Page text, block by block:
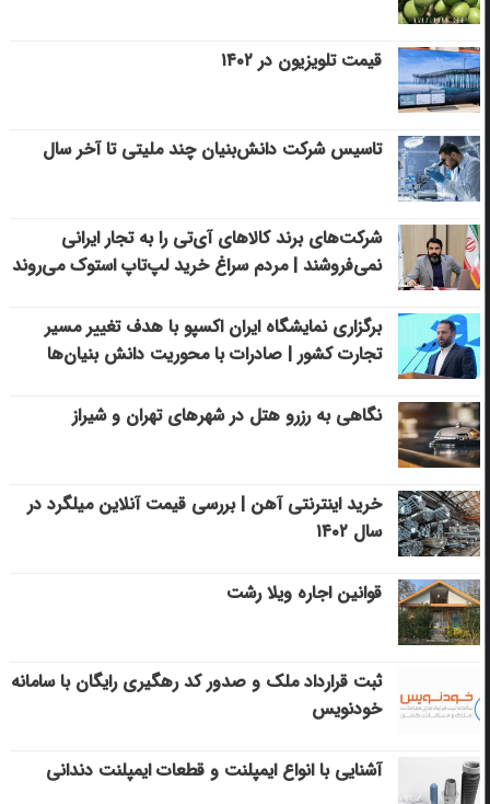
قیمت تلویزیون در ۱۴۰۲
تاسیس شرکت دانش‌بنیان چند ملیتی تا آخر سال
شرکت‌های برند کالاهای آی‌تی را به تجار ایرانی
نمی‌فروشند | مردم سراغ خرید لپ‌تاپ استوک می‌روند
برگزاری نمایشگاه ایران اکسپو با هدف تغییر مسیر
تجارت کشور | صادرات با محوریت دانش بنیان‌ها
نگاهی به رزرو هتل در شهرهای تهران و شیراز
خرید اینترنتی آهن | بررسی قیمت آنلاین میلگرد در
سال ۱۴۰۲
قوانین اجاره ویلا رشت
ثبت قرارداد ملک و صدور کد رهگیری رایگان با سامانه
خودنویس
آشنایی با انواع ایمپلنت و قطعات ایمپلنت دندانی